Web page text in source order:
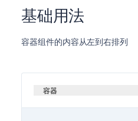
基础用法
容器组件的内容从左到右排列
容器